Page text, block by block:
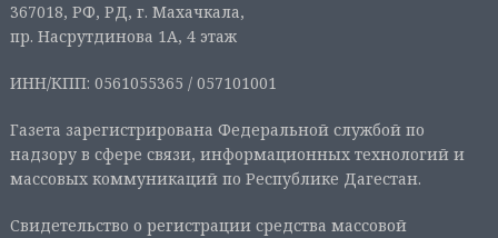
367018, РФ, РД, г. Махачкала,
пр. Насрутдинова 1А, 4 этаж
ИНН/КПП: 0561055365 / 057101001
Газета зарегистрирована Федеральной службой по
надзору в сфере связи, информационных технологий и
массовых коммуникаций по Республике Дагестан.
Свидетельство о регистрации средства массовой